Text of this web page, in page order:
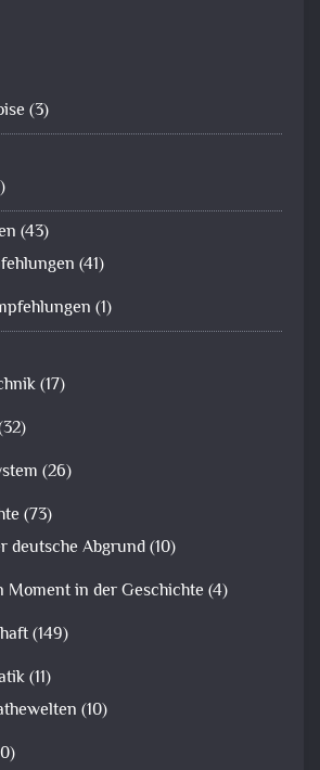
(3)
(43)
(41)
(1)
(17)
(26)
(73)
deutsche Abgrund(10)
Moment in der Geschichte (4)
(149)
(11)
(10)